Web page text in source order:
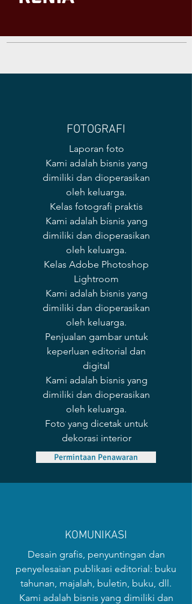
FOTOGRAFI
Laporan foto
Kami adalah bisnis yang
dimiliki dan dioperasikan
oleh keluarga.
Kelas fotografi praktis
Kami adalah bisnis yang
dimiliki dan dioperasikan
oleh keluarga.
Kelas Adobe Photoshop
Lightroom
Kami adalah bisnis yang
dimiliki dan dioperasikan
oleh keluarga.
Penjualan gambar untuk
keperluan editorial dan
digital
Kami adalah bisnis yang
dimiliki dan dioperasikan
oleh keluarga.
Foto yang dicetak untuk
dekorasi interior
Permintaan Penawaran
KOMUNIKASI
Desain grafis, penyuntingan dan
penyelesaian publikasi editorial: buku
tahunan, majalah, buletin, buku, dll.
Kami adalah bisnis yang dimiliki dan